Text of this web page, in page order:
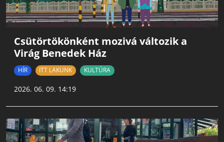
Csütörtökönként mozivá változik a
Virág Benedek Ház
HÍR ITT LAKUNK KULTÚRA
2026. 06. 09. 14:19